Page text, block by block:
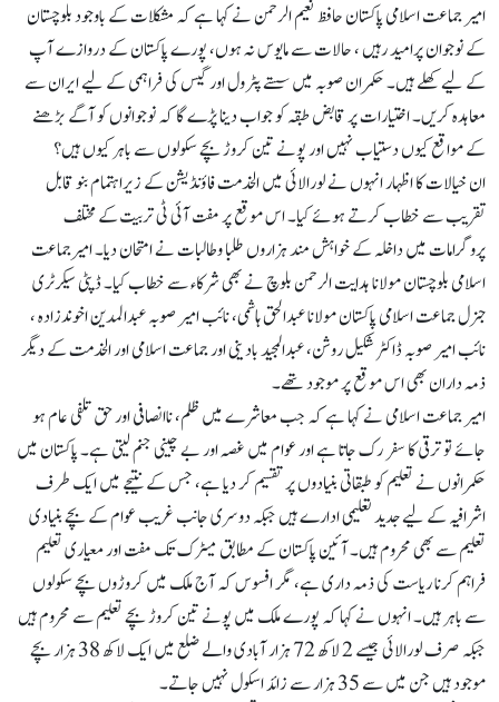
امیر جماعت اسلامی پاکستان حافظ نعیم الرحمن نے کہا ہے کہ مشکلات کے باوجود بلوچستان
کے نوجوان پرامید رہیں ، حالات سے مایوس نہ ہوں، پورے پاکستان کے دروازے آپ
کے لیے کھلے ہیں۔ حکمران صوبہ میں سستے پٹرول اور گیس کی فراہمی کے لیے ایران سے
معاہدہ کریں۔ اختیارات پر قابض طبقہ کو جواب دینا پڑے گا کہ نوجوانوں کو آگے بڑھنے
کے مواقع کیوں دستیاب نہیں اور پونے تین کروڑ بچے سکولوں سے باہر کیوں ہیں؟
ان خیالات کا اظہار انہوں نے لورالائی میں الخدمت فاؤنڈیشن کے زیراہتمام بنو قابل
تقریب سے خطاب کرتے ہوئے کیا۔ اس موقع پر مفت آئی ٹی تربیت کے مختلف
پروگرامات میں داخلہ کے خواہش مند ہزاروں طلبا وطالبات نے امتحان دیا۔ امیرجماعت
اسلامی بلوچستان مولانا ہدایت الرحمن بلوچ نے بھی شرکاء سے خطاب کیا۔ ڈپٹی سیکرٹری
جنرل جماعت اسلامی پاکستان مولانا عبدالحق ہاشمی، نائب امیر صوبہ عبدالمدین اخوندزادہ ،
نائب امیر صوبہ ڈاکٹر شکیل روشن، عبدالمجید بادینی اور جماعت اسلامی اور الخدمت کے دیگر
ذمہ داران بھی اس موقع پر موجود تھے۔
امیر جماعت اسلامی نے کہا ہے کہ جب معاشرے میں ظلم، ناانصافی اور حق تلفی عام ہو
جائے تو ترقی کا سفر رک جاتا ہے اور عوام میں غصہ اور بے چینی جنم لیتی ہے۔ پاکستان میں
حکمرانوں نے تعلیم کو طبقاتی بنیادوں پر تقسیم کر دیا ہے، جس کے نتیجے میں ایک طرف
اشرافیہ کے لیے جدید تعلیمی ادارے ہیں جبکہ دوسری جانب غریب عوام کے بچے بنیادی
تعلیم سے بھی محروم ہیں۔ آئین پاکستان کے مطابق میٹرک تک مفت اور معیاری تعلیم
فراہم کرنا ریاست کی ذمہ داری ہے، مگر افسوس کہ آج ملک میں کروڑوں بچے سکولوں
سے باہر ہیں۔ انہوں نے کہا کہ پورے ملک میں پونے تین کروڑ بچے تعلیم سے محروم ہیں
جبکہ صرف لورالائی جیسے 2 لاکھ 72 ہزار آبادی والے ضلع میں ایک لاکھ 38 ہزار بچے
موجود ہیں جن میں سے 35 ہزار سے زائد اسکول نہیں جاتے۔